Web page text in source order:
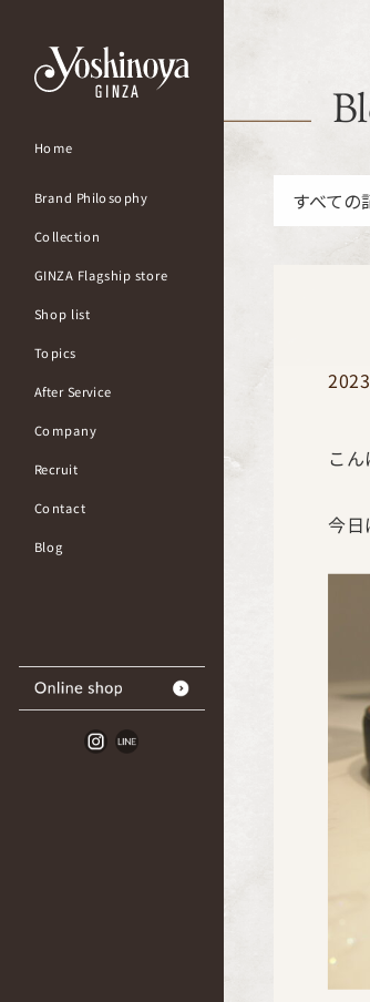
Home
Brand Philosophy
Collection
GINZA Flagship store
Shop list
Topics
After Service
Company
Recruit
Contact
Blog
すべての
こ
今日